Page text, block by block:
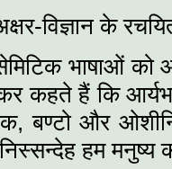
विज्ञान के
भाषाओं को
कहते हैं कि
बण्टो और
हम मनुष्य